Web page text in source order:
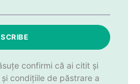
confirmi că ai citit și
condițiile de păstrare a